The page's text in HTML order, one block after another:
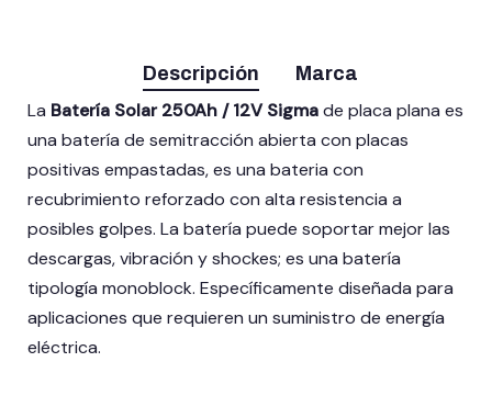
Descripción Marca
La Batería Solar 250Ah / 12V Sigmade placa plana es
una batería de semitracción abierta con placas
positivas empastadas,es una bateria con
recubrimiento reforzado con alta resistencia a
posibles golpes. La batería puede soportar mejor las
descargas, vibración y shockes; es una batería
tipología monoblock. Específicamente diseñada para
aplicaciones que requieren un suministro de energía
eléctrica.